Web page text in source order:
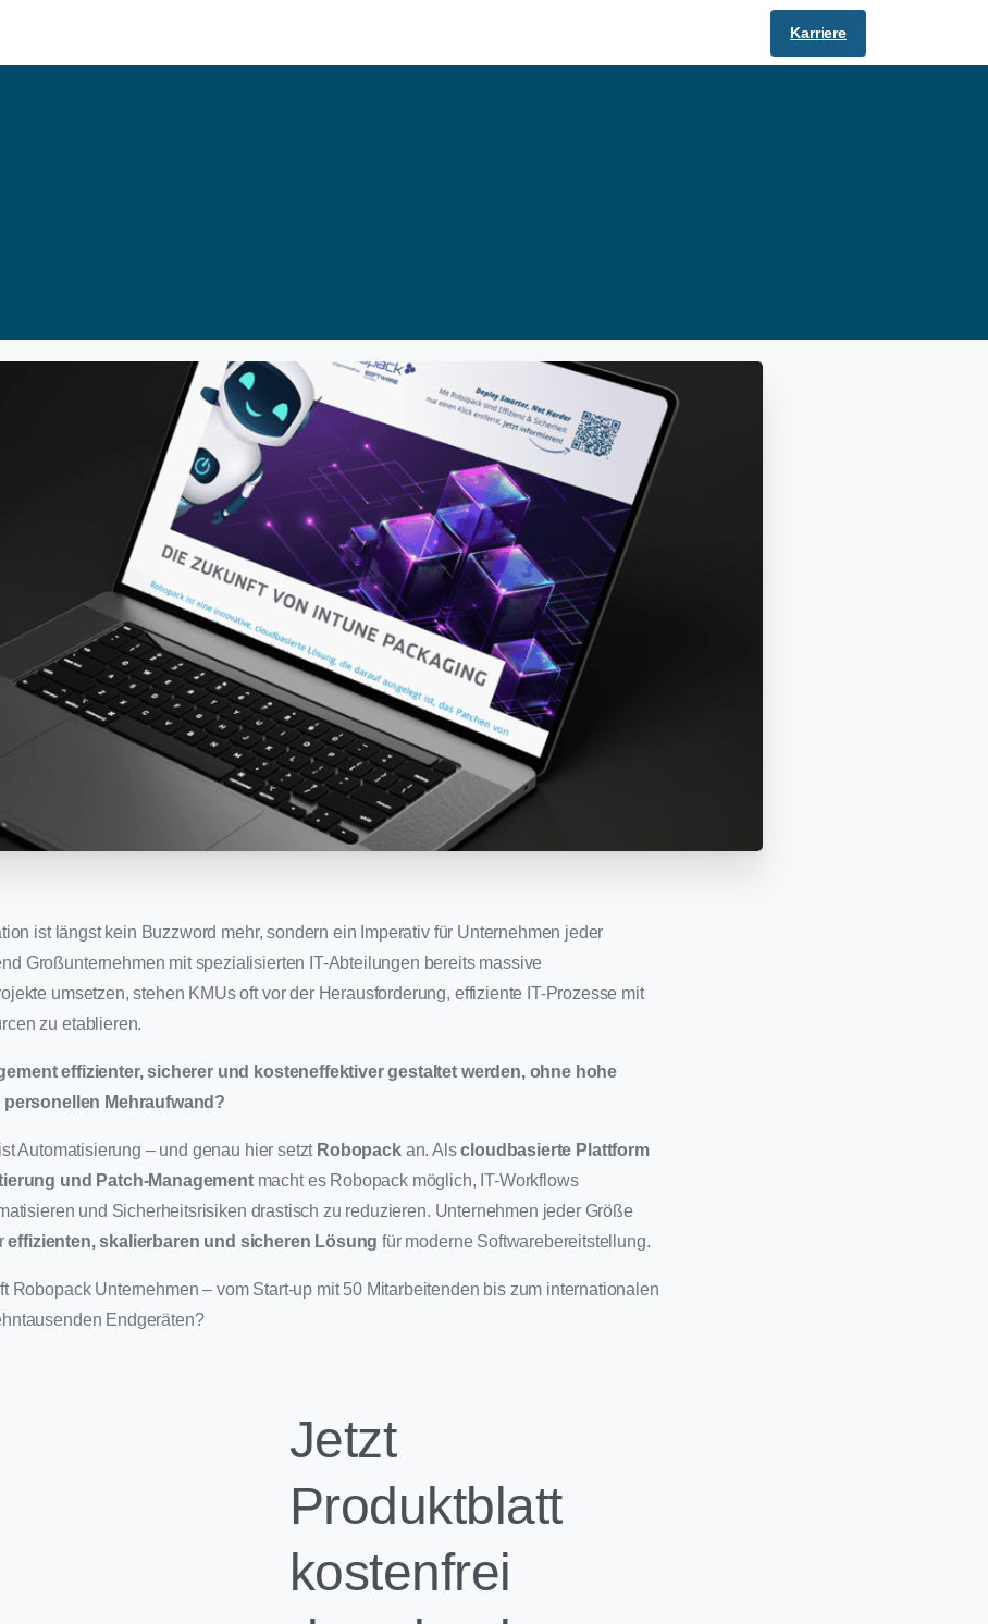
Karriere
ist längst kein Buzzword mehr, sondern ein Imperativ für Unternehmen jeder
Großunternehmen mit spezialisierten IT-Abteilungen bereits massive
umsetzen, stehen KMUs oft vor der Herausforderung, effiziente IT-Prozesse mit
zu etablieren.
effizienter, sicherer und kosteneffektiver gestaltet werden, ohne hohe
personellen Mehraufwand?
Automatisierung – und genau hier setzt Robopackan. Alscloudbasierte Plattform
und Patch-Managementmacht es Robopack möglich, IT-Workflows
und Sicherheitsrisiken drastisch zu reduzieren. Unternehmen jeder Größe
effizienten, skalierbaren und sicheren Lösung für moderne Softwarebereitstellung.
Robopack Unternehmen – vom Start-up mit 50 Mitarbeitenden bis zum internationalen
Endgeräten?
Jetzt
Produktblatt
kostenfrei